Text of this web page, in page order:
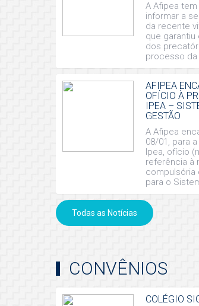
A Afipea
informar a
da recente
que garantiu
dos
processo da
AFIPEA
OFÍCIO À
IPEA –
GESTÃO
A Afipea
08/01, para
Ipea, ofício
referência à
compulsória
para o
Todas as Notícias
CONVÊNIOS
COLÉGIO